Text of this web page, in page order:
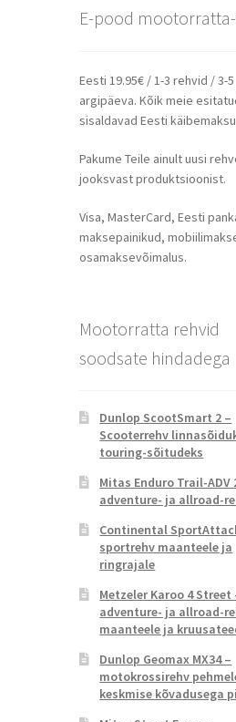
E-pood
Eesti 19.95€ / 1-3 rehvid / 3-5
argipäeva. Kõik meie
sisaldavad Eesti
Pakume Teile ainult uusi
jooksvast produktsioonist.
Visa, MasterCard, Eesti
maksepainikud,
osamaksevõimalus.
Mootorratta rehvid
soodsate hindadega
Dunlop ScootSmart 2 –
Scooterrehv
touring-sõitudeks
Mitas Enduro Trail-ADV
adventure- ja allroad-
Continental
sportrehv maanteele ja
ringrajale
Metzeler Karoo 4 Street
adventure- ja allroad-
maanteele ja
Dunlop Geomax MX34 –
motokrossirehv
keskmise kõvadusega